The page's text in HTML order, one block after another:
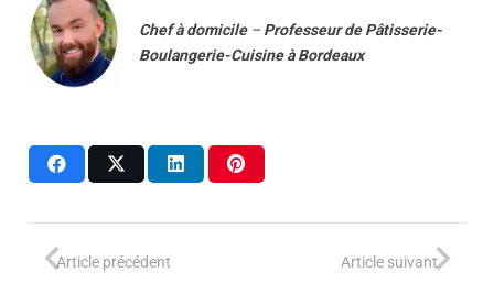
Chef à domicile–Professeur de Pâtisserie-
Boulangerie-Cuisine à Bordeaux
Article précédent Article suivant